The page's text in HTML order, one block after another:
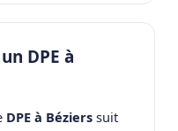
DPE à
DPE à Béziers suit